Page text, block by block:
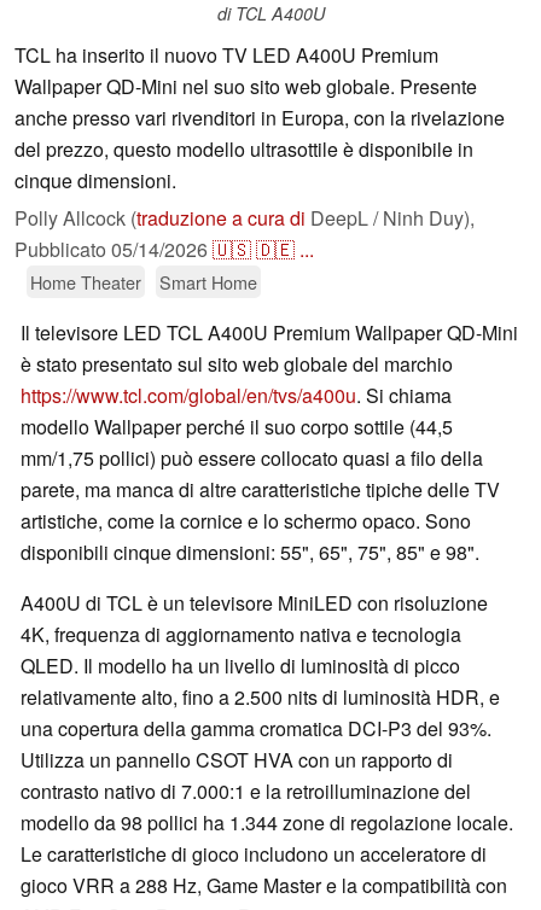
di TCL A400U
TCL ha inserito il nuovo TV LED A400U Premium
Wallpaper QD-Mini nel suo sito web globale. Presente
anche presso vari rivenditori in Europa, con la rivelazione
del prezzo, questo modello ultrasottile è disponibile in
cinque dimensioni.
Polly Allcock (traduzione a cura di DeepL / Ninh Duy),
Pubblicato 05/14/2026🇺🇸🇩🇪 ...
Home Theater Smart Home
Il televisore LED TCL A400U Premium Wallpaper QD-Mini
è stato presentato sul sito web globale del marchio
https://www.tcl.com/global/en/tvs/a400u. Si chiama
modello Wallpaper perché il suo corpo sottile (44,5
mm/1,75 pollici) può essere collocato quasi a filo della
parete, ma manca di altre caratteristiche tipiche delle TV
artistiche, come la cornice e lo schermo opaco. Sono
disponibili cinque dimensioni: 55", 65", 75", 85" e 98".
A400U di TCL è un televisore MiniLED con risoluzione
4K, frequenza di aggiornamento nativa e tecnologia
QLED. Il modello ha un livello di luminosità di picco
relativamente alto, fino a 2.500 nits di luminosità HDR, e
una copertura della gamma cromatica DCI-P3 del 93%.
Utilizza un pannello CSOT HVA con un rapporto di
contrasto nativo di 7.000:1 e la retroilluminazione del
modello da 98 pollici ha 1.344 zone di regolazione locale.
Le caratteristiche di gioco includono un acceleratore di
gioco VRR a 288 Hz, Game Master e la compatibilità con